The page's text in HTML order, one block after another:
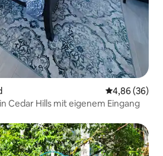
4,86 (36)
Cedar Hills mit eigenem Eingang